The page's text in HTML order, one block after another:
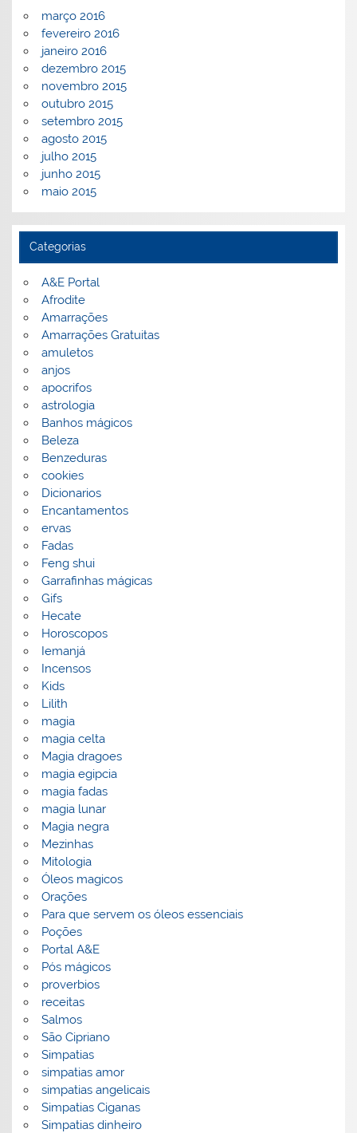
março 2016
fevereiro 2016
janeiro 2016
dezembro 2015
novembro 2015
outubro 2015
setembro 2015
agosto 2015
julho 2015
junho 2015
maio 2015
Categorias
A&E Portal
Afrodite
Amarrações
Amarrações Gratuitas
amuletos
anjos
apocrifos
astrologia
Banhos mágicos
Beleza
Benzeduras
cookies
Dicionarios
Encantamentos
ervas
Fadas
Feng shui
Garrafinhas mágicas
Gifs
Hecate
Horoscopos
Iemanjá
Incensos
Kids
Lilith
magia
magia celta
Magia dragoes
magia egipcia
magia fadas
magia lunar
Magia negra
Mezinhas
Mitologia
Óleos magicos
Orações
Para que servem os óleos essenciais
Poções
Portal A&E
Pós mágicos
proverbios
receitas
Salmos
São Cipriano
Simpatias
simpatias amor
simpatias angelicais
Simpatias Ciganas
Simpatias dinheiro